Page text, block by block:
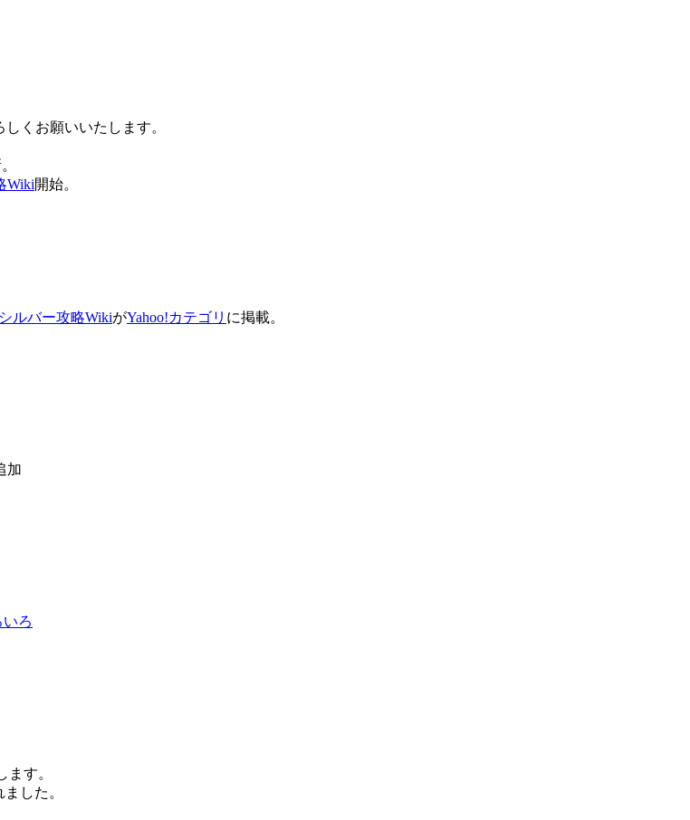
しくお願いいたします。
Wiki開始。
ルバー攻略WikiがYahoo!カテゴリ に掲載。
加
ろ
す。
した。